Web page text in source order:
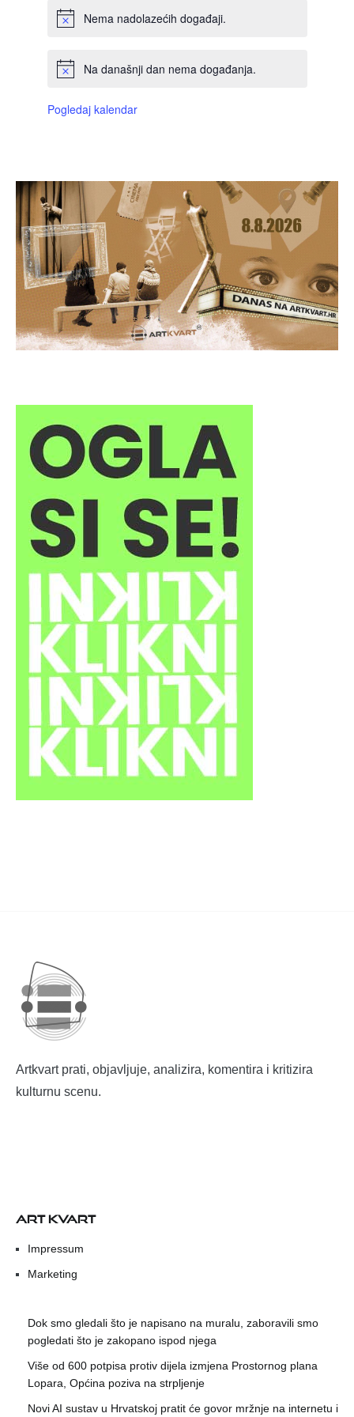
Nema nadolazećih događaji.
Na današnji dan nema događanja.
Pogledaj kalendar
Artkvart prati, objavljuje, analizira, komentira i kritizira
kulturnu scenu.
ART KVART
Impressum
Marketing
Dok smo gledali što je napisano na muralu, zaboravili smo
pogledati što je zakopano ispod njega
Više od 600 potpisa protiv dijela izmjena Prostornog plana
Lopara, Općina poziva na strpljenje
Novi AI sustav u Hrvatskoj pratit će govor mržnje na internetu i